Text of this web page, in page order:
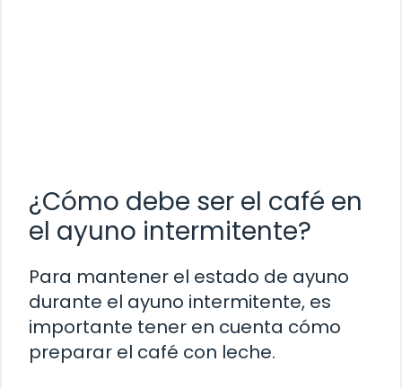
¿Cómo debe ser el café en
el ayuno intermitente?
Para mantener el estado de ayuno
durante el ayuno intermitente, es
importante tener en cuenta cómo
preparar el café con leche.